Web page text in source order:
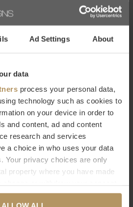
Ad Settings About
data
process your personal data,
technology such as cookies to
on your device in order to
and content, ad and content
research and services
a choice in who uses your data
Your privacy choices are only
property where you have made
Declaration or by clicking on
laten meebewegen; bijvoorbeeld
voorjaar en warme brons- en
.Direct bestellen kan natuurlijk ook,
.Ben je niet helemaal tevreden
krijg je 30dagen bedenktijd
Claudi
30x45cm | 45x45cm